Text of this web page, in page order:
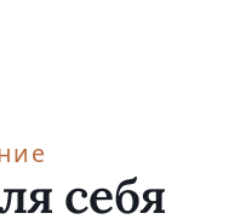
себя